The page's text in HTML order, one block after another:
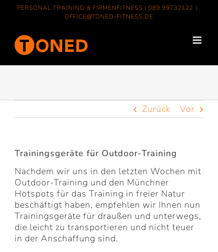
ZumPERSONAL TRAINING & FIRMENFITNESS | 089 99732122 |
OFFICE@TONED-FITNESS.DE
Zurück Vor
Trainingsgeräte für Outdoor-Training
Nachdem wir uns in den letzten Wochen mit
Outdoor-Training und den Münchner
Hotspots für das Training in freier Natur
beschäftigt haben, empfehlen wir Ihnen nun
Trainingsgeräte für draußen und unterwegs,
die leicht zu transportieren und nicht teuer
in der Anschaffung sind.